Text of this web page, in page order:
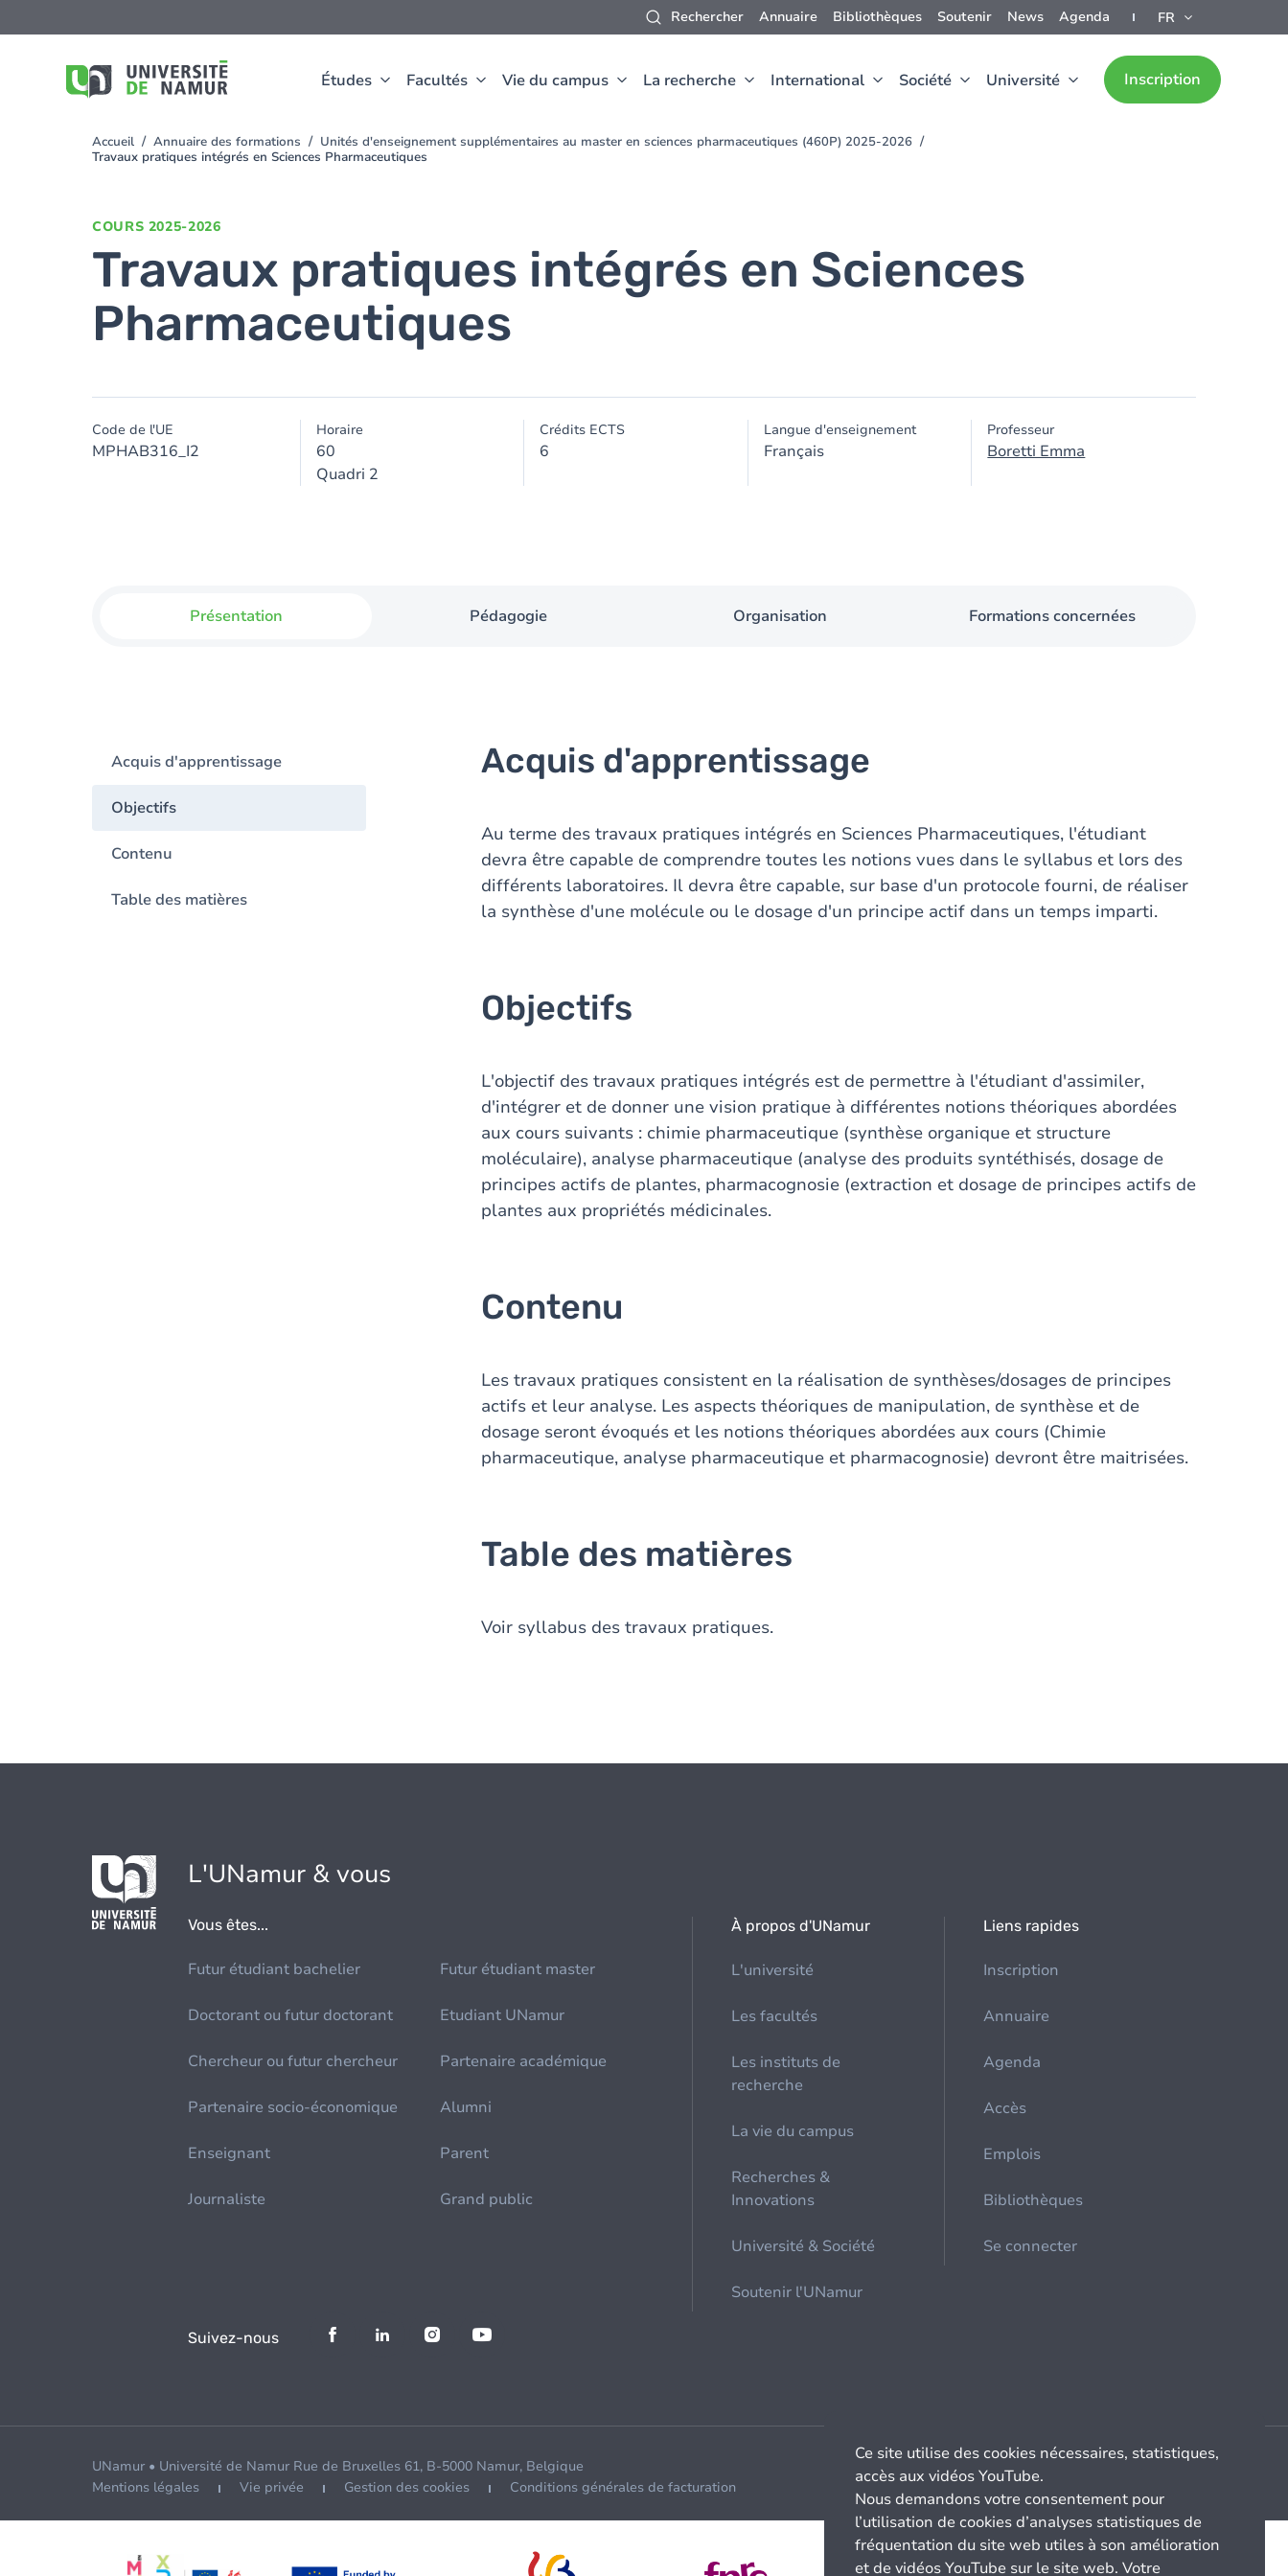
Rechercher Annuaire Bibliothèques Soutenir News Agenda FR
Études Facultés Vie du campus La recherche International Société Université Inscription
au
You
Accueil Annuaire des formations
Unités d'enseignement supplémentaires au master en sciences pharmaceutiques (460P) 2025-2026
Travaux pratiques intégrés en Sciences Pharmaceutiques
COURS 2025-2026
Travaux pratiques intégrés en Sciences
Pharmaceutiques
Code de l'UE
MPHAB316_I2
Horaire
60
Quadri 2
Crédits ECTS
6
Langue d'enseignement
Français
Professeur
Boretti Emma
Présentation Pédagogie Organisation Formations concernées
Acquis d'apprentissage
Objectifs
Contenu
Table des matières
Acquis d'apprentissage
Au terme des travaux pratiques intégrés en Sciences Pharmaceutiques, l'étudiant
devra être capable de comprendre toutes les notions vues dans le syllabus et lors des
différents laboratoires. Il devra être capable, sur base d'un protocole fourni, de réaliser
la synthèse d'une molécule ou le dosage d'un principe actif dans un temps imparti.
Objectifs
L'objectif des travaux pratiques intégrés est de permettre à l'étudiant d'assimiler,
d'intégrer et de donner une vision pratique à différentes notions théoriques abordées
aux cours suivants : chimie pharmaceutique (synthèse organique et structure
moléculaire), analyse pharmaceutique (analyse des produits syntéthisés, dosage de
principes actifs de plantes, pharmacognosie (extraction et dosage de principes actifs de
plantes aux propriétés médicinales.
Contenu
Les travaux pratiques consistent en la réalisation de synthèses/dosages de principes
actifs et leur analyse. Les aspects théoriques de manipulation, de synthèse et de
dosage seront évoqués et les notions théoriques abordées aux cours (Chimie
pharmaceutique, analyse pharmaceutique et pharmacognosie) devront être maitrisées.
Table des matières
Voir syllabus des travaux pratiques.
L'UNamur & vous
Vous êtes...
Futur étudiant bachelier Futur étudiant master
Doctorant ou futur doctorant Etudiant UNamur
Chercheur ou futur chercheur Partenaire académique
Partenaire socio-économique Alumni
Enseignant Parent
Journaliste Grand public
À propos d'UNamur
L'université
Les facultés
Les instituts de
recherche
La vie du campus
Recherches &
Innovations
Université & Société
Soutenir l'UNamur
Liens rapides
Inscription
Annuaire
Agenda
Accès
Emplois
Bibliothèques
Se connecter
Suivez-nous
UNamur • Université de Namur Rue de Bruxelles 61, B-5000 Namur, Belgique
Mentions légales
Vie privée Gestion des cookies Conditions générales de facturation
Ce site utilise des cookies nécessaires, statistiques,
accès aux vidéos YouTube.
Nous demandons votre consentement pour
l’utilisation de cookies d’analyses statistiques de
fréquentation du site web utiles à son amélioration
et de vidéos YouTube sur le site web. Votre